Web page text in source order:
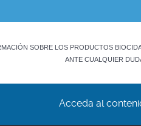
SOBRE LOS PRODUCTOS
ANTE CUALQUIER
Acceda al